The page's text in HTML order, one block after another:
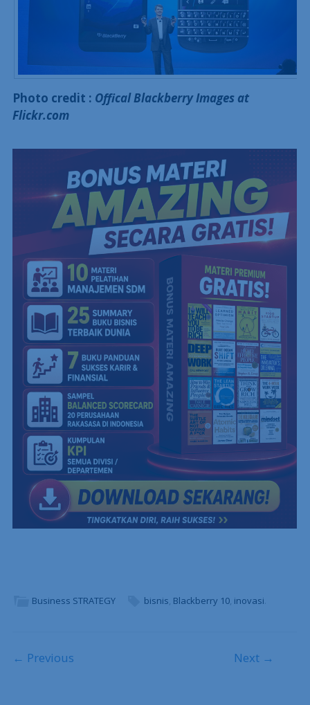
Photo credit : Offical Blackberry Images at
Flickr.com
Business STRATEGY bisnis, Blackberry 10, inovasi.
Post navigation
← Previous Next →